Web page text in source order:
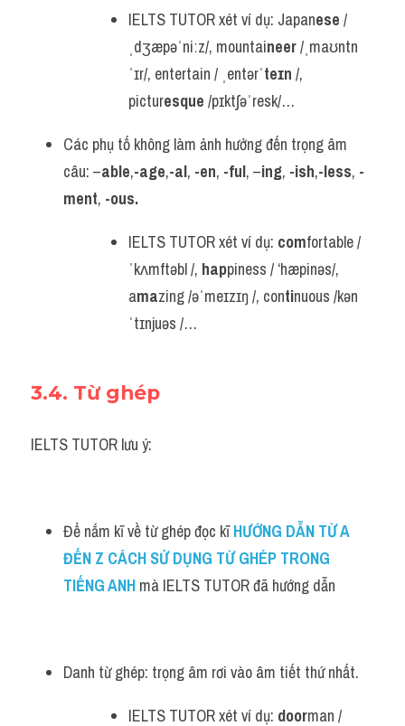
IELTS TUTOR xét ví dụ: Japanese /
ˌdʒæpəˈniːz/, mountaineer /ˌmaʊntn
ˈɪr/, entertain / ˌentərˈteɪn /,
picturesque /pɪktʃəˈresk/…
Các phụ tố không làm ảnh hưởng đến trọng âm
câu: –able,-age,-al, -en, -ful, –ing, -ish,-less, -
ment, -ous.
IELTS TUTOR xét ví dụ: comfortable /
ˈkʌmftəbl /, happiness / ‘hæpinəs/,
amazing /əˈmeɪzɪŋ /, continuous /kən
ˈtɪnjuəs /…
3.4. Từ ghép
IELTS TUTOR lưu ý:
Để nắm kĩ về từ ghép đọc kĩ HƯỚNG DẪN TỪ A
ĐẾN Z CÁCH SỬ DỤNG TỪ GHÉP TRONG
TIẾNG ANH mà IELTS TUTOR đã hướng dẫn
Danh từ ghép: trọng âm rơi vào âm tiết thứ nhất.
IELTS TUTOR xét ví dụ: doorman /